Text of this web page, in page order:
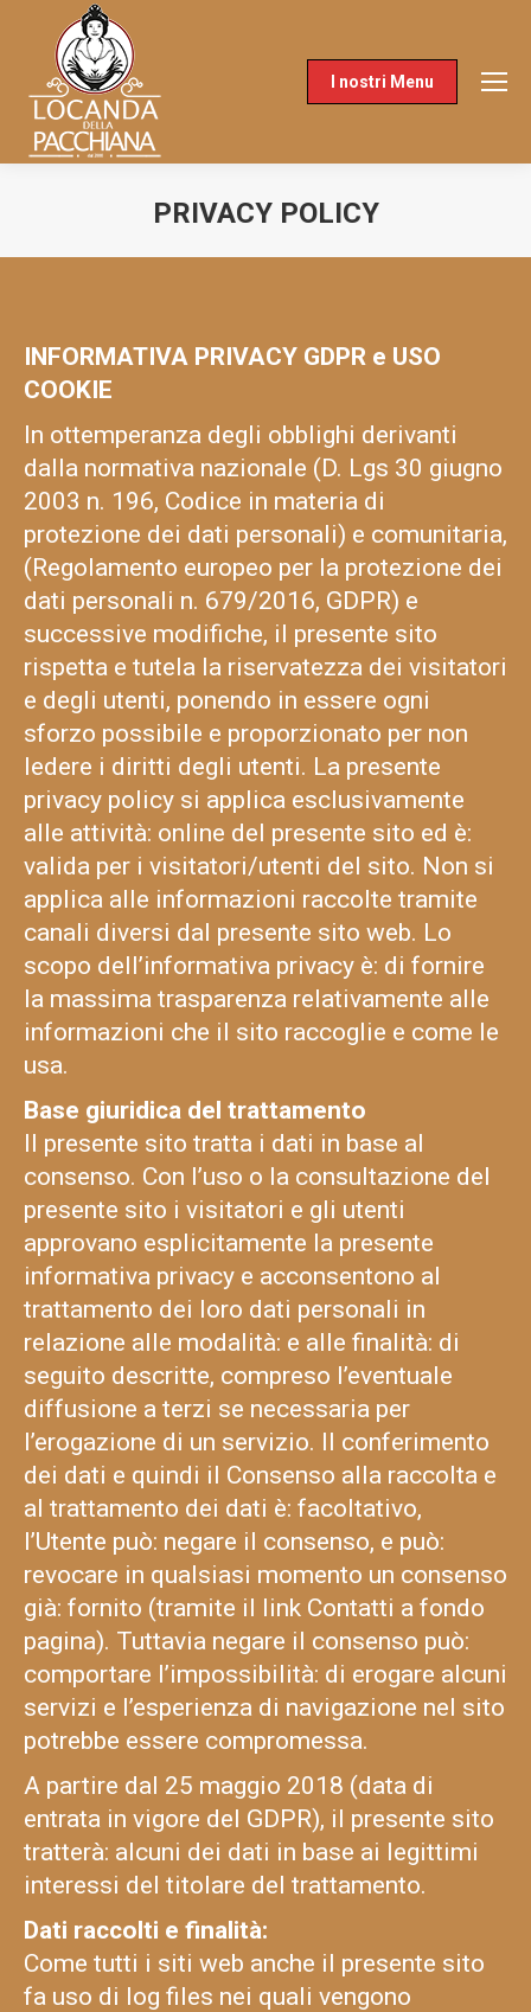
I nostri Menu
PRIVACY POLICY
You are here:
INFORMATIVA PRIVACY GDPR e USO
COOKIE
In ottemperanza degli obblighi derivanti
dalla normativa nazionale (D. Lgs 30 giugno
2003 n. 196, Codice in materia di
protezione dei dati personali) e comunitaria,
(Regolamento europeo per la protezione dei
dati personali n. 679/2016, GDPR) e
successive modifiche, il presente sito
rispetta e tutela la riservatezza dei visitatori
e degli utenti, ponendo in essere ogni
sforzo possibile e proporzionato per non
ledere i diritti degli utenti. La presente
privacy policy si applica esclusivamente
alle attività: online del presente sito ed è:
valida per i visitatori/utenti del sito. Non si
applica alle informazioni raccolte tramite
canali diversi dal presente sito web. Lo
scopo dell’informativa privacy è: di fornire
la massima trasparenza relativamente alle
informazioni che il sito raccoglie e come le
usa.
Base giuridica del trattamento
Il presente sito tratta i dati in base al
consenso. Con l’uso o la consultazione del
presente sito i visitatori e gli utenti
approvano esplicitamente la presente
informativa privacy e acconsentono al
trattamento dei loro dati personali in
relazione alle modalità: e alle finalità: di
seguito descritte, compreso l’eventuale
diffusione a terzi se necessaria per
l’erogazione di un servizio. Il conferimento
dei dati e quindi il Consenso alla raccolta e
al trattamento dei dati è: facoltativo,
l’Utente può: negare il consenso, e può:
revocare in qualsiasi momento un consenso
già: fornito (tramite il link Contatti a fondo
pagina). Tuttavia negare il consenso può:
comportare l’impossibilità: di erogare alcuni
servizi e l’esperienza di navigazione nel sito
potrebbe essere compromessa.
A partire dal 25 maggio 2018 (data di
entrata in vigore del GDPR), il presente sito
tratterà: alcuni dei dati in base ai legittimi
interessi del titolare del trattamento.
Dati raccolti e finalità:
Come tutti i siti web anche il presente sito
fa uso di log files nei quali vengono